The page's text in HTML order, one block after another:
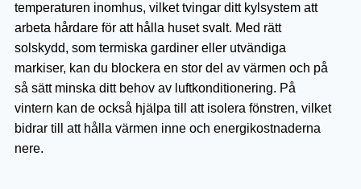
temperaturen inomhus, vilket tvingar ditt kylsystem att
arbeta hårdare för att hålla huset svalt. Med rätt
solskydd, som termiska gardiner eller utvändiga
markiser, kan du blockera en stor del av värmen och på
så sätt minska ditt behov av luftkonditionering. På
vintern kan de också hjälpa till att isolera fönstren, vilket
bidrar till att hålla värmen inne och energikostnaderna
nere.